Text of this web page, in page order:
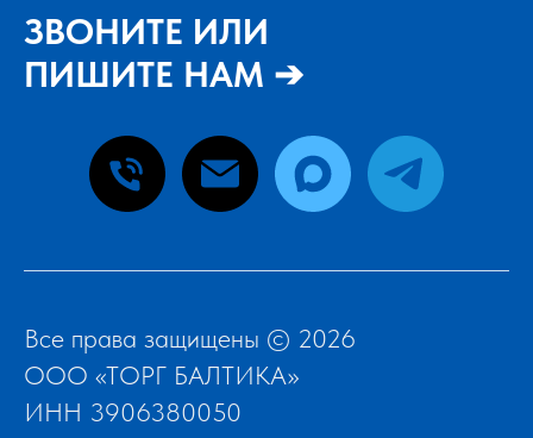
ЗВОНИТЕ ИЛИ
ПИШИТЕ НАМ ➔
Все права защищены © 2026
ООО «ТОРГ БАЛТИКА»
ИНН 3906380050